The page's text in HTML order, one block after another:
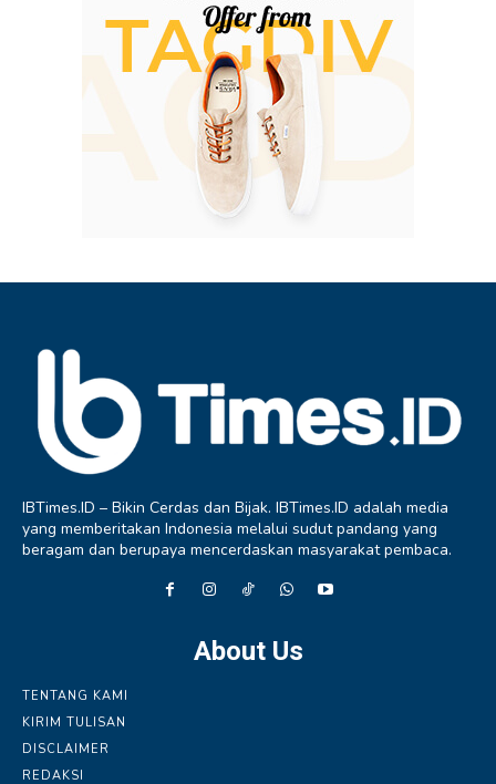
IBTimes.ID – Bikin Cerdas dan Bijak. IBTimes.ID adalah media
yang memberitakan Indonesia melalui sudut pandang yang
beragam dan berupaya mencerdaskan masyarakat pembaca.
About Us
TENTANG KAMI
KIRIM TULISAN
DISCLAIMER
REDAKSI